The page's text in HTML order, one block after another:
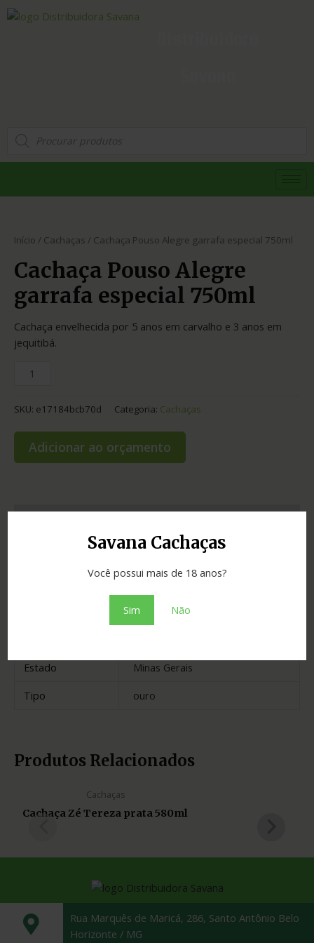
Savana Cachaças
Você possui mais de 18 anos?
Sim Não
Início / Cachaças / Cachaça Pouso Alegre garrafa especial 750ml
Cachaça Pouso Alegre
garrafa especial 750ml
Cachaça envelhecida por 5 anos em carvalho e 3 anos em
jequitibá.
SKU: e17184bcb70d Categoria: Cachaças
Adicionar ao orçamento
Dionísio
Estado
Minas Gerais
Tipo
ouro
Produtos Relacionados
Cachaças
Cachaça Zé Tereza prata 580ml
Rua Marquês de Maricá, 286, Santo Antônio Belo
Horizonte / MG